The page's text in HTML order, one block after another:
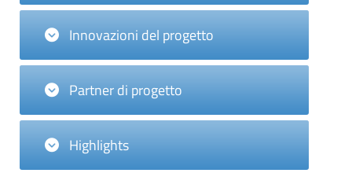
Innovazioni del progetto
Partner di progetto
Highlights